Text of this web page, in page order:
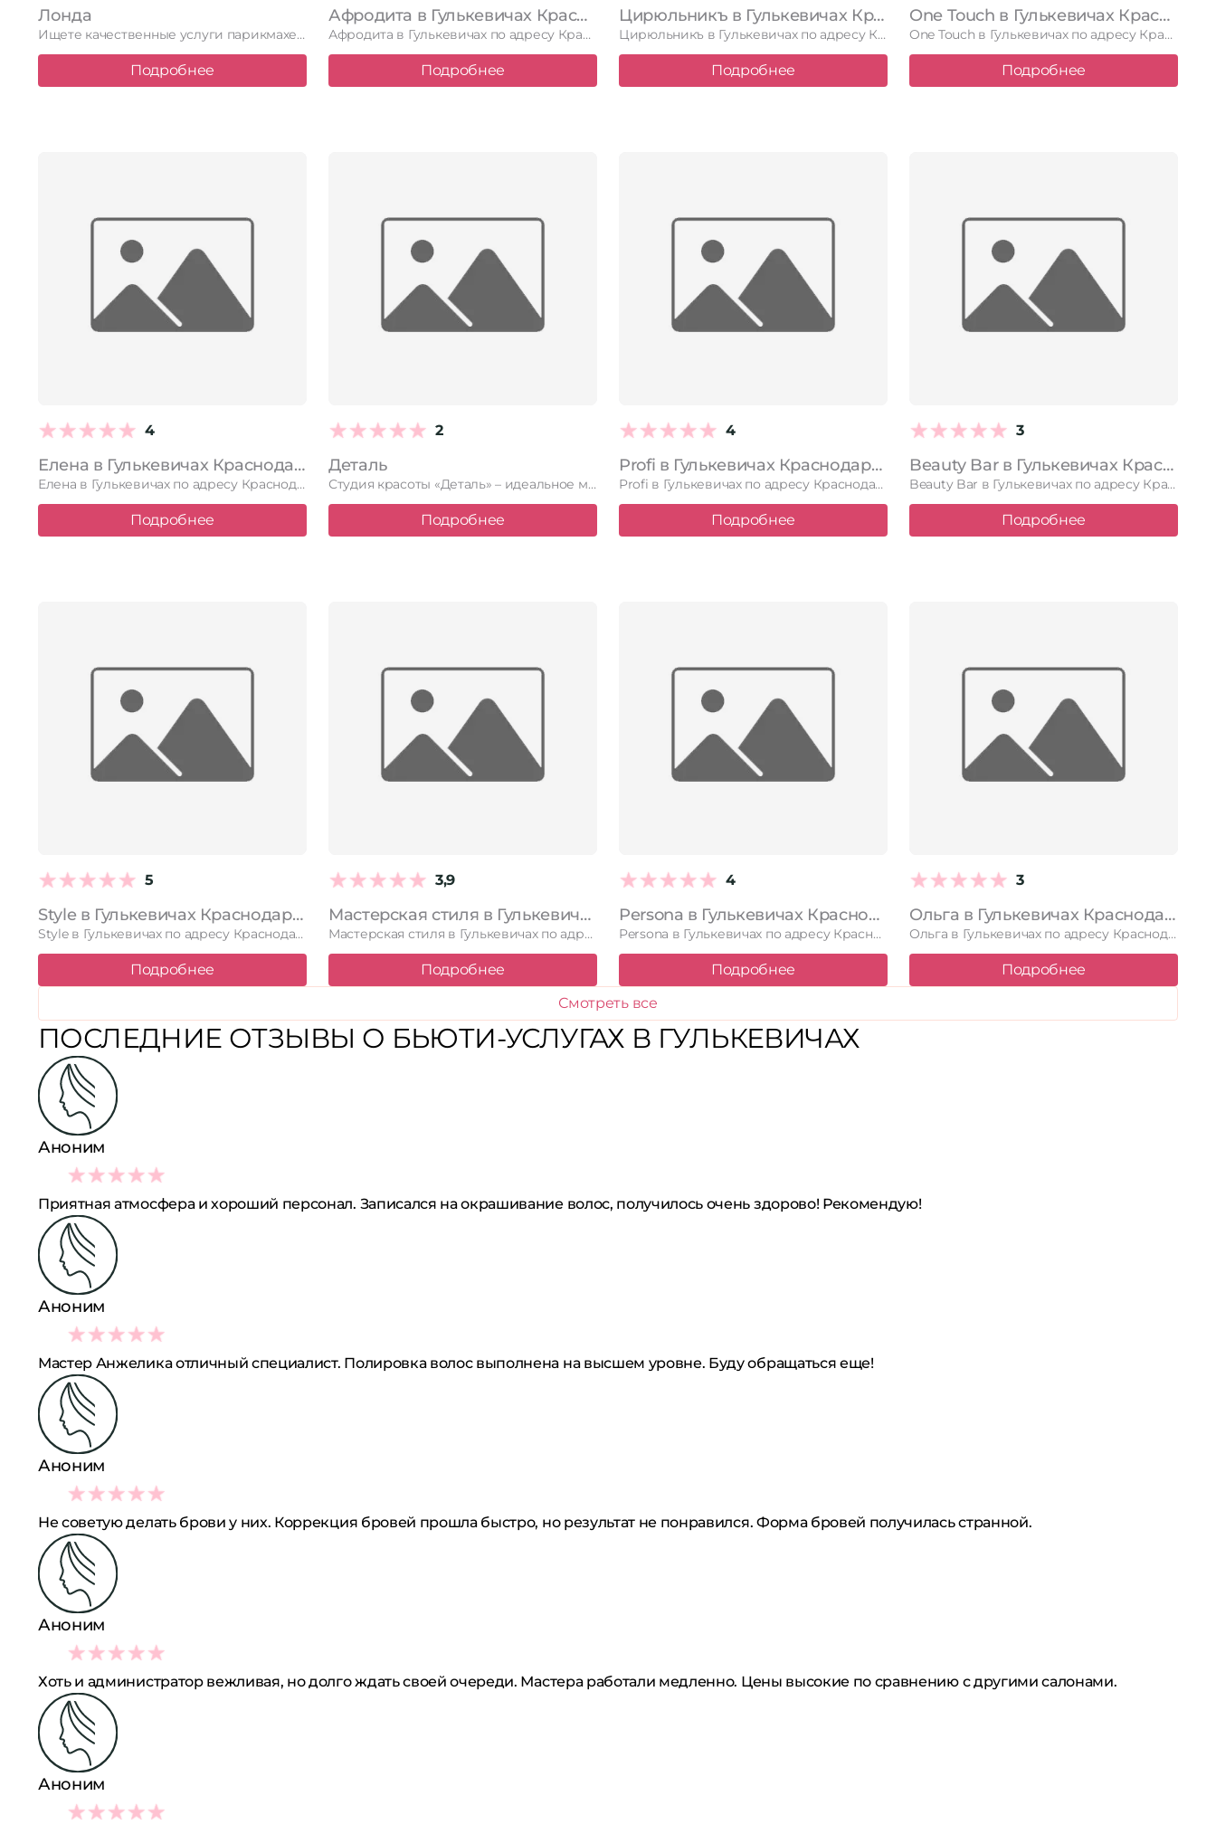
Лонда
Ищете качественные услуги парикмахерской? Салон красоты "Лонда" – ваш идеальный …
Подробнее
Афродита в Гулькевичах Краснодарский край, Гулькевичи, Ленинградская улица, 1а, 1 этаж
Афродита в Гулькевичах по адресу Краснодарский край, Гулькевичи, Ленинградская улица, …
Подробнее
Цирюльникъ в Гулькевичах Краснодарский край, Гулькевичи, Советская улица, 7
Цирюльникъ в Гулькевичах по адресу Краснодарский край, Гулькевичи, Советская улица, …
Подробнее
One Touch в Гулькевичах Краснодарский край, Гулькевичи, Западный микрорайон, 15а, 2 этаж
One Touch в Гулькевичах по адресу Краснодарский край, Гулькевичи, Западный …
Подробнее
4
Елена в Гулькевичах Краснодарский край, Гулькевичи, Ленинградская улица, 5
Елена в Гулькевичах по адресу Краснодарский край, Гулькевичи, Ленинградская улица, …
Подробнее
2
Деталь
Студия красоты «Деталь» – идеальное место для тех, кто заботится …
Подробнее
4
Profi в Гулькевичах Краснодарский край, Гулькевичи, улица Шевченко, 2
Profi в Гулькевичах по адресу Краснодарский край, Гулькевичи, улица Шевченко, …
Подробнее
3
Beauty Bar в Гулькевичах Краснодарский край, Гулькевичи, Ленинградская улица, 2г, 4 кабинет; 2 этаж
Beauty Bar в Гулькевичах по адресу Краснодарский край, Гулькевичи, Ленинградская …
Подробнее
5
Style в Гулькевичах Краснодарский край, Гулькевичи, Комсомольская улица, 101, 1 этаж
Style в Гулькевичах по адресу Краснодарский край, Гулькевичи, Комсомольская улица, …
Подробнее
3,9
Мастерская стиля в Гулькевичах Краснодарский край, Гулькевичи, Комсомольская улица, 68
Мастерская стиля в Гулькевичах по адресу Краснодарский край, Гулькевичи, Комсомольская …
Подробнее
4
Persona в Гулькевичах Краснодарский край, Гулькевичи, улица Кирова, 77а
Persona в Гулькевичах по адресу Краснодарский край, Гулькевичи, улица Кирова, …
Подробнее
3
Ольга в Гулькевичах Краснодарский край, Гулькевичи, Красная улица, 5
Ольга в Гулькевичах по адресу Краснодарский край, Гулькевичи, Красная улица, …
Подробнее
Смотреть все
ПОСЛЕДНИЕ ОТЗЫВЫ О БЬЮТИ-УСЛУГАХ В ГУЛЬКЕВИЧАХ
Аноним
4
Приятная атмосфера и хороший персонал. Записался на окрашивание волос, получилось очень здорово! Рекомендую!
Аноним
5
Мастер Анжелика отличный специалист. Полировка волос выполнена на высшем уровне. Буду обращаться еще!
Аноним
2
Не советую делать брови у них. Коррекция бровей прошла быстро, но результат не понравился. Форма бровей получилась странной.
Аноним
2
Хоть и администратор вежливая, но долго ждать своей очереди. Мастера работали медленно. Цены высокие по сравнению с другими салонами.
Аноним
2